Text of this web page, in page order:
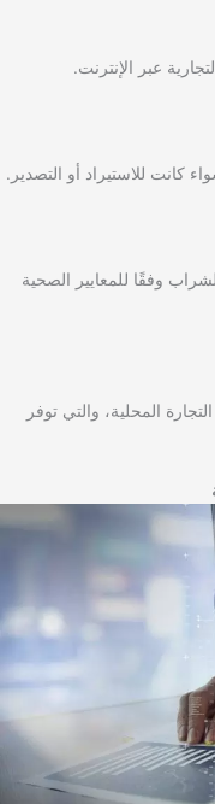
عبر الإنترنت.
كانت للاستيراد أو التصدير.
وفقًا للمعايير الصحية
المحلية، والتي توفر